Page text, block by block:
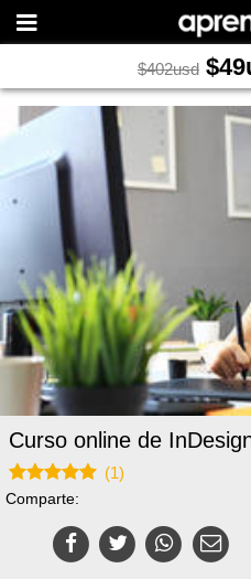
$402usd $49
Curso online de
(1)
Comparte: